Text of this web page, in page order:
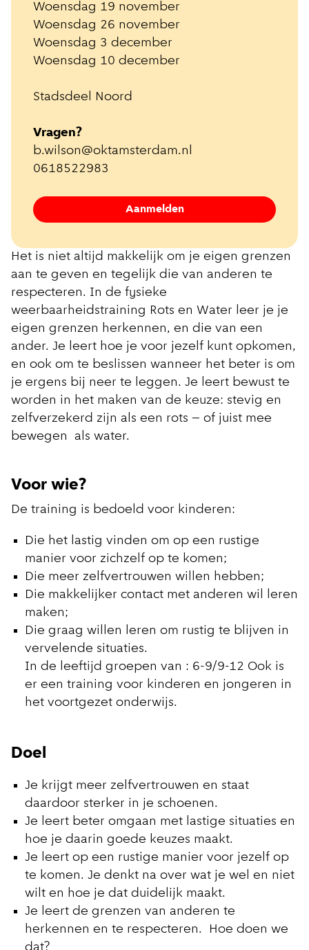
Het is niet altijd makkelijk om je eigen grenzen
aan te geven en tegelijk die van anderen te
respecteren. In de fysieke
weerbaarheidstraining Rots en Water leer je je
eigen grenzen herkennen, en die van een
ander. Je leert hoe je voor jezelf kunt opkomen,
en ook om te beslissen wanneer het beter is om
je ergens bij neer te leggen. Je leert bewust te
worden in het maken van de keuze: stevig en
zelfverzekerd zijn als een rots – of juist mee
bewegen als water.
Voor wie?
De training is bedoeld voor kinderen:
Die het lastig vinden om op een rustige
manier voor zichzelf op te komen;
Die meer zelfvertrouwen willen hebben;
Die makkelijker contact met anderen wil leren
maken;
Die graag willen leren om rustig te blijven in
vervelende situaties.
In de leeftijd groepen van : 6-9/9-12 Ook is
er een training voor kinderen en jongeren in
het voortgezet onderwijs.
Doel
Je krijgt meer zelfvertrouwen en staat
daardoor sterker in je schoenen.
Je leert beter omgaan met lastige situaties en
hoe je daarin goede keuzes maakt.
Je leert op een rustige manier voor jezelf op
te komen. Je denkt na over wat je wel en niet
wilt en hoe je dat duidelijk maakt.
Je leert de grenzen van anderen te
herkennen en te respecteren. Hoe doen we
Woensdag 19 november
Woensdag 26 november
Woensdag 3 december
Woensdag 10 december
Stadsdeel Noord
Vragen?
b.wilson@oktamsterdam.nl
0618522983
Aanmelden